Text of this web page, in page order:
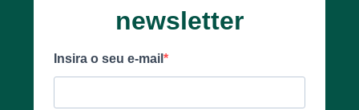
newsletter
Insira o seu e-mail